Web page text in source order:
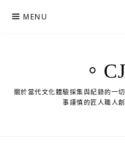
MENU
。
關於當代文化體驗採集與紀錄的一
事謹慎的匠人職人